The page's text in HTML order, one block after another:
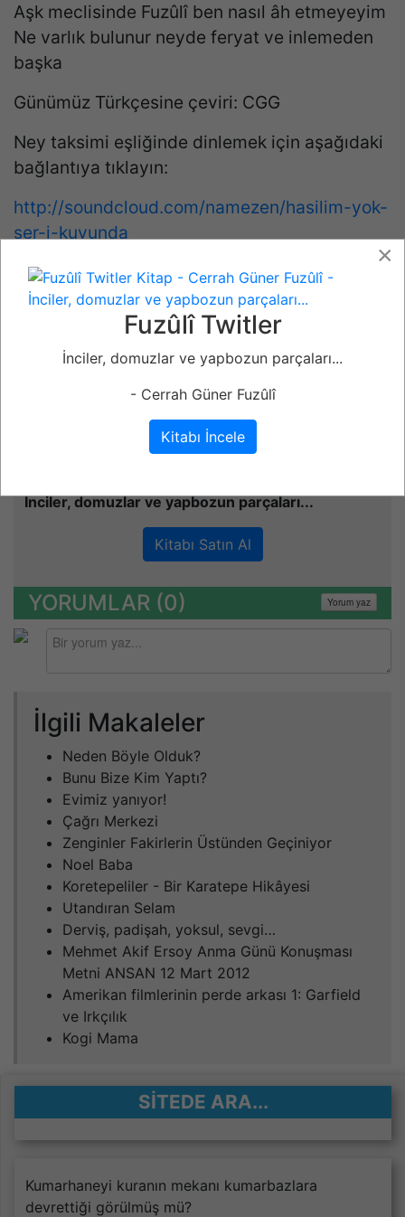
Aşk meclisinde Fuzûlî ben nasıl âh etmeyeyim
Ne varlık bulunur neyde feryat ve inlemeden
başka
Günümüz Türkçesine çeviri: CGG
Ney taksimi eşliğinde dinlemek için aşağıdaki
bağlantıya tıklayın:
http://soundcloud.com/namezen/hasilim-yok-
ser-i-kuyunda
Gam Meclisinin Neyi – Fuzûlî Gazeli
- Bu yazıyı beğendiniz mi?
- Yazara destek olmak için kitabını satın
Fuzûlî Twitler
İnciler, domuzlar ve yapbozun parçaları...
Kitabı Satın Al
YORUMLAR (0) Yorum yaz
İlgili Makaleler
Neden Böyle Olduk?
Bunu Bize Kim Yaptı?
Evimiz yanıyor!
Çağrı Merkezi
Zenginler Fakirlerin Üstünden Geçiniyor
Noel Baba
Koretepeliler - Bir Karatepe Hikâyesi
Utandıran Selam
Derviş, padişah, yoksul, sevgi…
Mehmet Akif Ersoy Anma Günü Konuşması
Metni ANSAN 12 Mart 2012
Amerikan filmlerinin perde arkası 1: Garfield
ve Irkçılık
Kogi Mama
SITEDE ARA...
Kumarhaneyi kuranın mekanı kumarbazlara
devrettiği görülmüş mü?
×
Fuzûlî Twitler
İnciler, domuzlar ve yapbozun parçaları...
- Cerrah Güner Fuzûlî
Kitabı İncele